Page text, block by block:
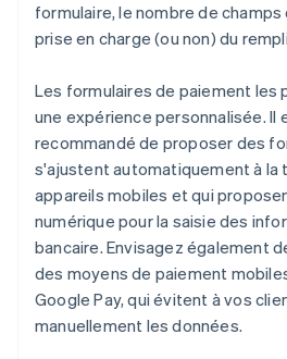
formulaire, le nombre de
prise en charge (ou non) du
Les formulaires de paiement
une expérience personnalisée. Il
recommandé de proposer des
s'ajustent automatiquement à la
appareils mobiles et qui
numérique pour la saisie des
bancaire. Envisagez également
des moyens de paiement
Google Pay, qui évitent à vos
manuellement les données.